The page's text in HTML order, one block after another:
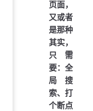
页面，
又或者
是那种
其实，
只需
要：全
局搜
索、打
个断点